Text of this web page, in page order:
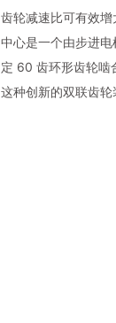
齿轮减速比可有效
中心是一个由步进
定 60 齿环形齿轮啮
这种创新的双联齿